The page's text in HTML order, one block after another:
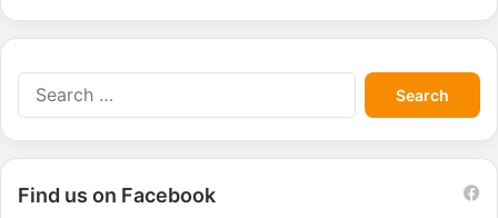
S
e
a
r
Find us on Facebook